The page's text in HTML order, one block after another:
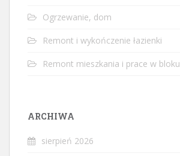
Ogrzewanie, dom
Remont i wykończenie łazienki
Remont mieszkania i prace w bloku
ARCHIWA
sierpień 2026